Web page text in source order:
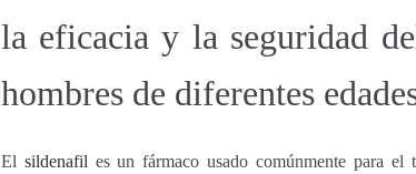
la eficacia y la seguridad
hombres de diferentes
El sildenafil es un fármaco usado comúnmente para